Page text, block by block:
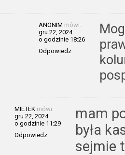
ANONIM mówi:
gru 22, 2024
o godzinie 18:26
Odpowiedz
MIETEK mówi:
gru 22, 2024
o godzinie 11:29
Odpowiedz
mam
była
sejmie